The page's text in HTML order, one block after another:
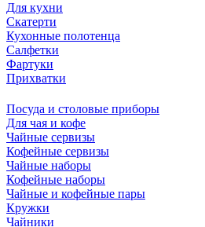
Для кухни
Скатерти
Кухонные полотенца
Салфетки
Фартуки
Прихватки
Посуда и столовые приборы
Для чая и кофе
Чайные сервизы
Кофейные сервизы
Чайные наборы
Кофейные наборы
Чайные и кофейные пары
Кружки
Чайники